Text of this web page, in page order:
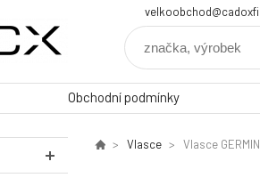
Obchodní podmínky
Vlasce Vlasce